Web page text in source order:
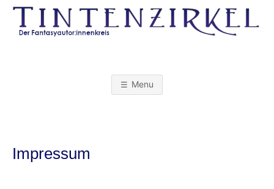
Skip
content
T
Menu
Impressum